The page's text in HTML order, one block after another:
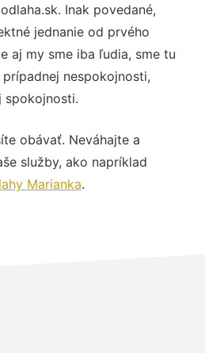
Inak povedané,
jednanie od prvého
aj my sme iba ľudia, sme tu
nespokojnosti,
spokojnosti.
obávať. Neváhajte a
služby, ako napríklad
Marianka.